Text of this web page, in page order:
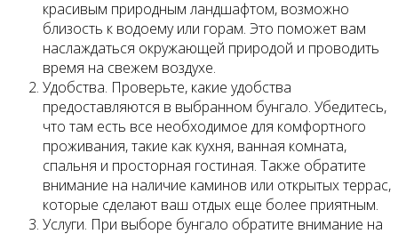
красивым природным ландшафтом, возможно
близость к водоему или горам. Это поможет вам
наслаждаться окружающей природой и проводить
время на свежем воздухе.
Удобства. Проверьте, какие удобства
предоставляются в выбранном бунгало. Убедитесь,
что там есть все необходимое для комфортного
проживания, такие как кухня, ванная комната,
спальня и просторная гостиная. Также обратите
внимание на наличие каминов или открытых террас,
которые сделают ваш отдых еще более приятным.
Услуги. При выборе бунгало обратите внимание на